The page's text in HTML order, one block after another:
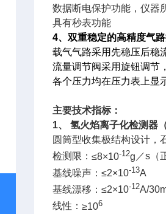
数据断电保护功能，仪器
具有秒表功能
4、双重稳定的高精度气
载气气路采用先稳压后稳
流量调节阀采用旋钮调节
各个压力均在压力表上显
主要技术指标：
1、 氢火焰离子化检测器
圆筒型收集极结构设计，
检测限：≤8×10-12g ／s（
基线噪声：≤2×10-13A
基线漂移：≤2×10-12A/
线性：≥106